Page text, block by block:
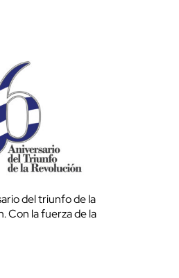
del triunfo de la
Con la fuerza de la